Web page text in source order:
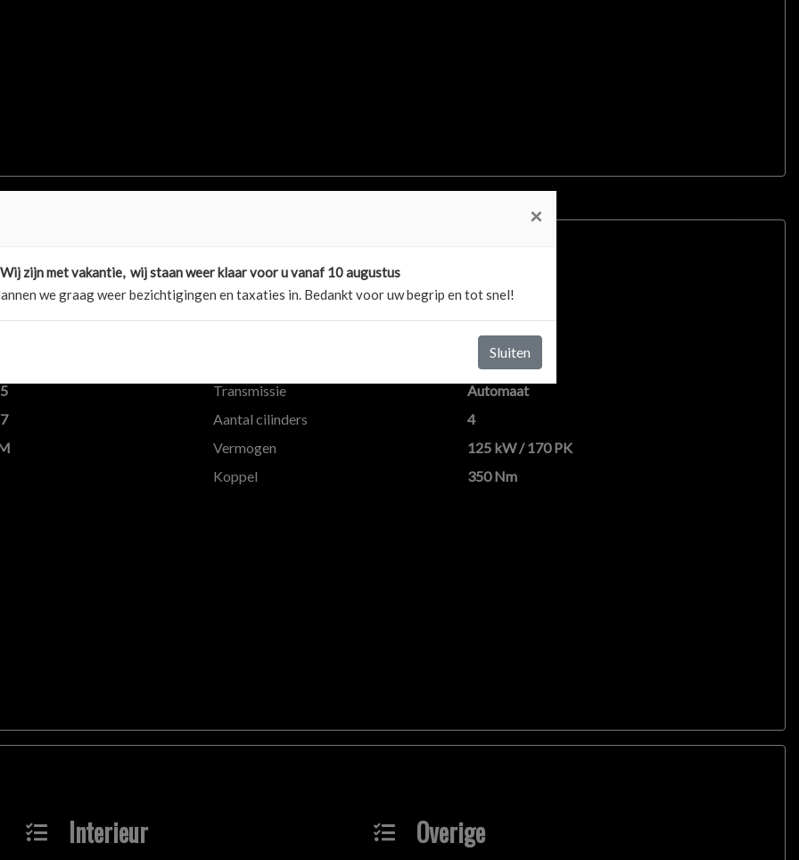
Motor en transmissie
Diesel
Transmissie
Automaat
Aantal cilinders
4
Vermogen
125 kW / 170 PK
Koppel
350 Nm
Interieur Overige
×
Wij zijn met vakantie, wij staan weer klaar voor u vanaf 10 augustus
we graag weer bezichtigingen en taxaties in. Bedankt voor uw begrip en tot snel!
Sluiten